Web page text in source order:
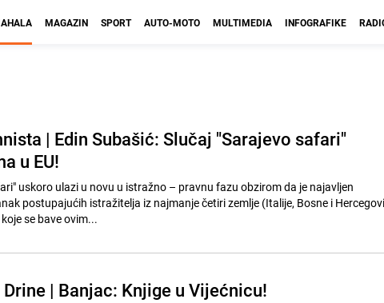
MAGAZIN SPORT AUTO-MOTO MULTIMEDIA INFOGRAFIKE
| Edin Subašić: Slučaj "Sarajevo safari"
u EU!
uskoro ulazi u novu u istražno – pravnu fazu obzirom da je najavljen
postupajućih istražitelja iz najmanje četiri zemlje (Italije, Bosne i
se bave ovim...
| Banjac: Knjige u Vijećnicu!